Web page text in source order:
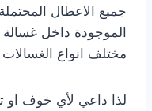
جميع الاعطال
الموجودة داخل
مختلف انواع الغسالات
لذا داعي لأي خوف او